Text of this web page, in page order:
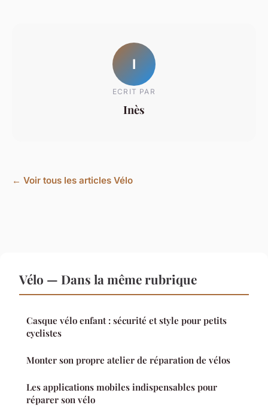
I
ECRIT PAR
Inès
← Voir tous les articles Vélo
Vélo — Dans la même rubrique
Casque vélo enfant : sécurité et style pour petits
cyclistes
Monter son propre atelier de réparation de vélos
Les applications mobiles indispensables pour
réparer son vélo